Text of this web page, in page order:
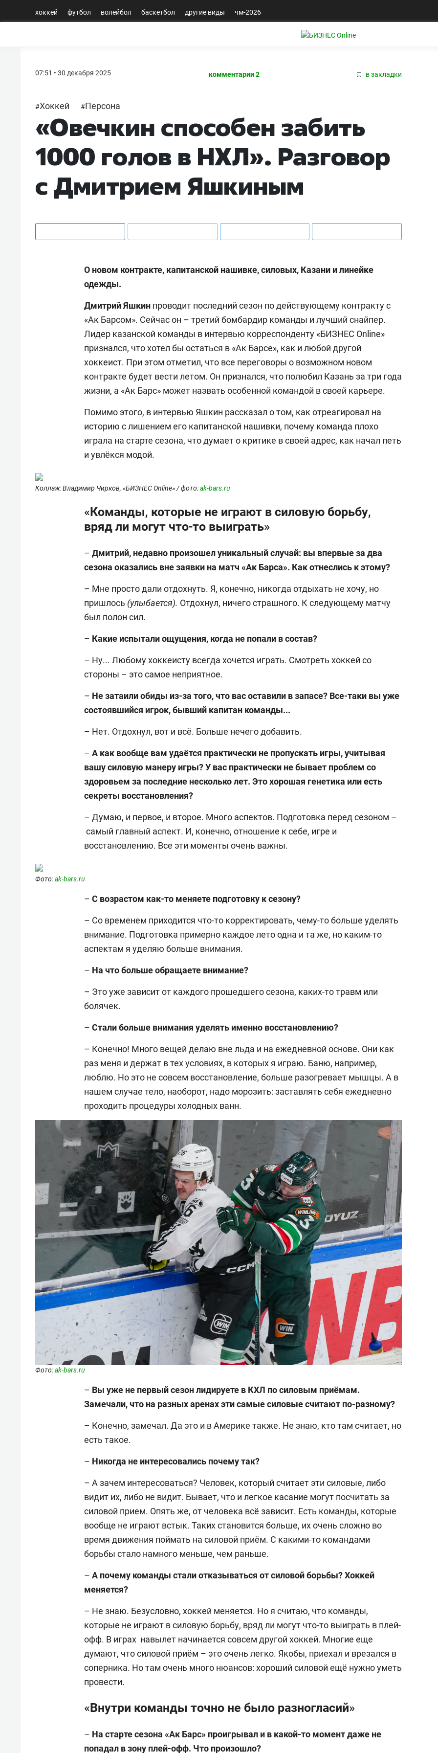
хоккей футбол волейбол баскетбол другие виды чм-2026
07:51 • 30 декабря 2025 комментарии 2 в закладки
#Хоккей #Персона
«Овечкин способен забить
1000 голов в НХЛ». Разговор
с Дмитрием Яшкиным
О новом контракте, капитанской нашивке, силовых, Казани и линейке
одежды.
Дмитрий Яшкин проводит последний сезон по действующему контракту с
«Ак Барсом». Сейчас он – третий бомбардир команды и лучший снайпер.
Лидер казанской команды в интервью корреспонденту «БИЗНЕС Online»
признался, что хотел бы остаться в «Ак Барсе», как и любой другой
хоккеист. При этом отметил, что все переговоры о возможном новом
контракте будет вести летом. Он признался, что полюбил Казань за три года
жизни, а «Ак Барс» может назвать особенной командой в своей карьере.
Помимо этого, в интервью Яшкин рассказал о том, как отреагировал на
историю с лишением его капитанской нашивки, почему команда плохо
играла на старте сезона, что думает о критике в своей адрес, как начал петь
и увлёкся модой.
Коллаж: Владимир Чирков, «БИЗНЕС Online» / фото:ak-bars.ru
«Команды, которые не играют в силовую борьбу,
вряд ли могут что-то выиграть»
– Дмитрий, недавно произошел уникальный случай: вы впервые за два
сезона оказались вне заявки на матч «Ак Барса». Как отнеслись к этому?
– Мне просто дали отдохнуть. Я, конечно, никогда отдыхать не хочу, но
пришлось (улыбается). Отдохнул, ничего страшного. К следующему матчу
был полон сил.
– Какие испытали ощущения, когда не попали в состав?
– Ну... Любому хоккеисту всегда хочется играть. Смотреть хоккей со
стороны – это самое неприятное.
– Не затаили обиды из-за того, что вас оставили в запасе? Все-таки вы уже
состоявшийся игрок, бывший капитан команды...
– Нет. Отдохнул, вот и всё. Больше нечего добавить.
– А как вообще вам удаётся практически не пропускать игры, учитывая
вашу силовую манеру игры? У вас практически не бывает проблем со
здоровьем за последние несколько лет. Это хорошая генетика или есть
секреты восстановления?
– Думаю, и первое, и второе. Много аспектов. Подготовка перед сезоном –
самый главный аспект. И, конечно, отношение к себе, игре и
восстановлению. Все эти моменты очень важны.
Фото:ak-bars.ru
– С возрастом как-то меняете подготовку к сезону?
– Со временем приходится что-то корректировать, чему-то больше уделять
внимание. Подготовка примерно каждое лето одна и та же, но каким-то
аспектам я уделяю больше внимания.
– На что больше обращаете внимание?
– Это уже зависит от каждого прошедшего сезона, каких-то травм или
болячек.
– Стали больше внимания уделять именно восстановлению?
– Конечно! Много вещей делаю вне льда и на ежедневной основе. Они как
раз меня и держат в тех условиях, в которых я играю. Баню, например,
люблю. Но это не совсем восстановление, больше разогревает мышцы. А в
нашем случае тело, наоборот, надо морозить: заставлять себя ежедневно
проходить процедуры холодных ванн.
Фото:ak-bars.ru
– Вы уже не первый сезон лидируете в КХЛ по силовым приёмам.
Замечали, что на разных аренах эти самые силовые считают по-разному?
– Конечно, замечал. Да это и в Америке также. Не знаю, кто там считает, но
есть такое.
– Никогда не интересовались почему так?
– А зачем интересоваться? Человек, который считает эти силовые, либо
видит их, либо не видит. Бывает, что и легкое касание могут посчитать за
силовой прием. Опять же, от человека всё зависит. Есть команды, которые
вообще не играют встык. Таких становится больше, их очень сложно во
время движения поймать на силовой приём. С какими-то командами
борьбы стало намного меньше, чем раньше.
– А почему команды стали отказываться от силовой борьбы? Хоккей
меняется?
– Не знаю. Безусловно, хоккей меняется. Но я считаю, что команды,
которые не играют в силовую борьбу, вряд ли могут что-то выиграть в плей-
офф. В играх навылет начинается совсем другой хоккей. Многие еще
думают, что силовой приём – это очень легко. Якобы, приехал и врезался в
соперника. Но там очень много нюансов: хороший силовой ещё нужно уметь
провести.
«Внутри команды точно не было разногласий»
– На старте сезона «Ак Барс» проигрывал и в какой-то момент даже не
попадал в зону плей-офф. Что произошло?